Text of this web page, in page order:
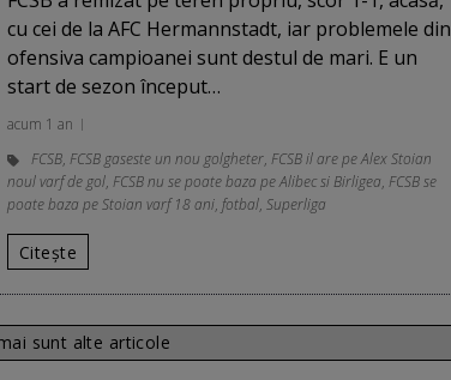
cu cei de la AFC Hermannstadt, iar problemele din
ofensiva campioanei sunt destul de mari. E un
start de sezon început…
acum 1 an
FCSB, FCSB gaseste un nou golgheter, FCSB il are pe Alex Stoian
noul varf de gol, FCSB nu se poate baza pe Alibec si Birligea, FCSB se
poate baza pe Stoian varf 18 ani, fotbal, Superliga
Citește
sunt alte articole